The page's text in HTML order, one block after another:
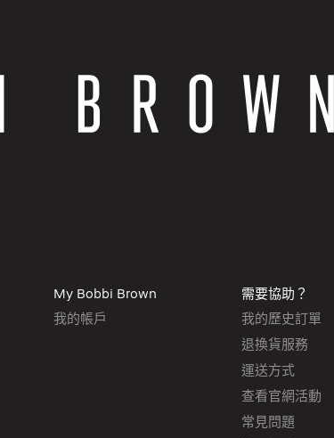
My Bobbi Brown
我的帳戶
需要協助？
我的歷史訂單
退換貨服務
運送方式
查看官網活動
常見問題